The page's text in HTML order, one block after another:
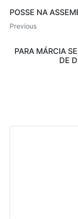
POSSE NA
Previous
PARA MÁRCIA
DE